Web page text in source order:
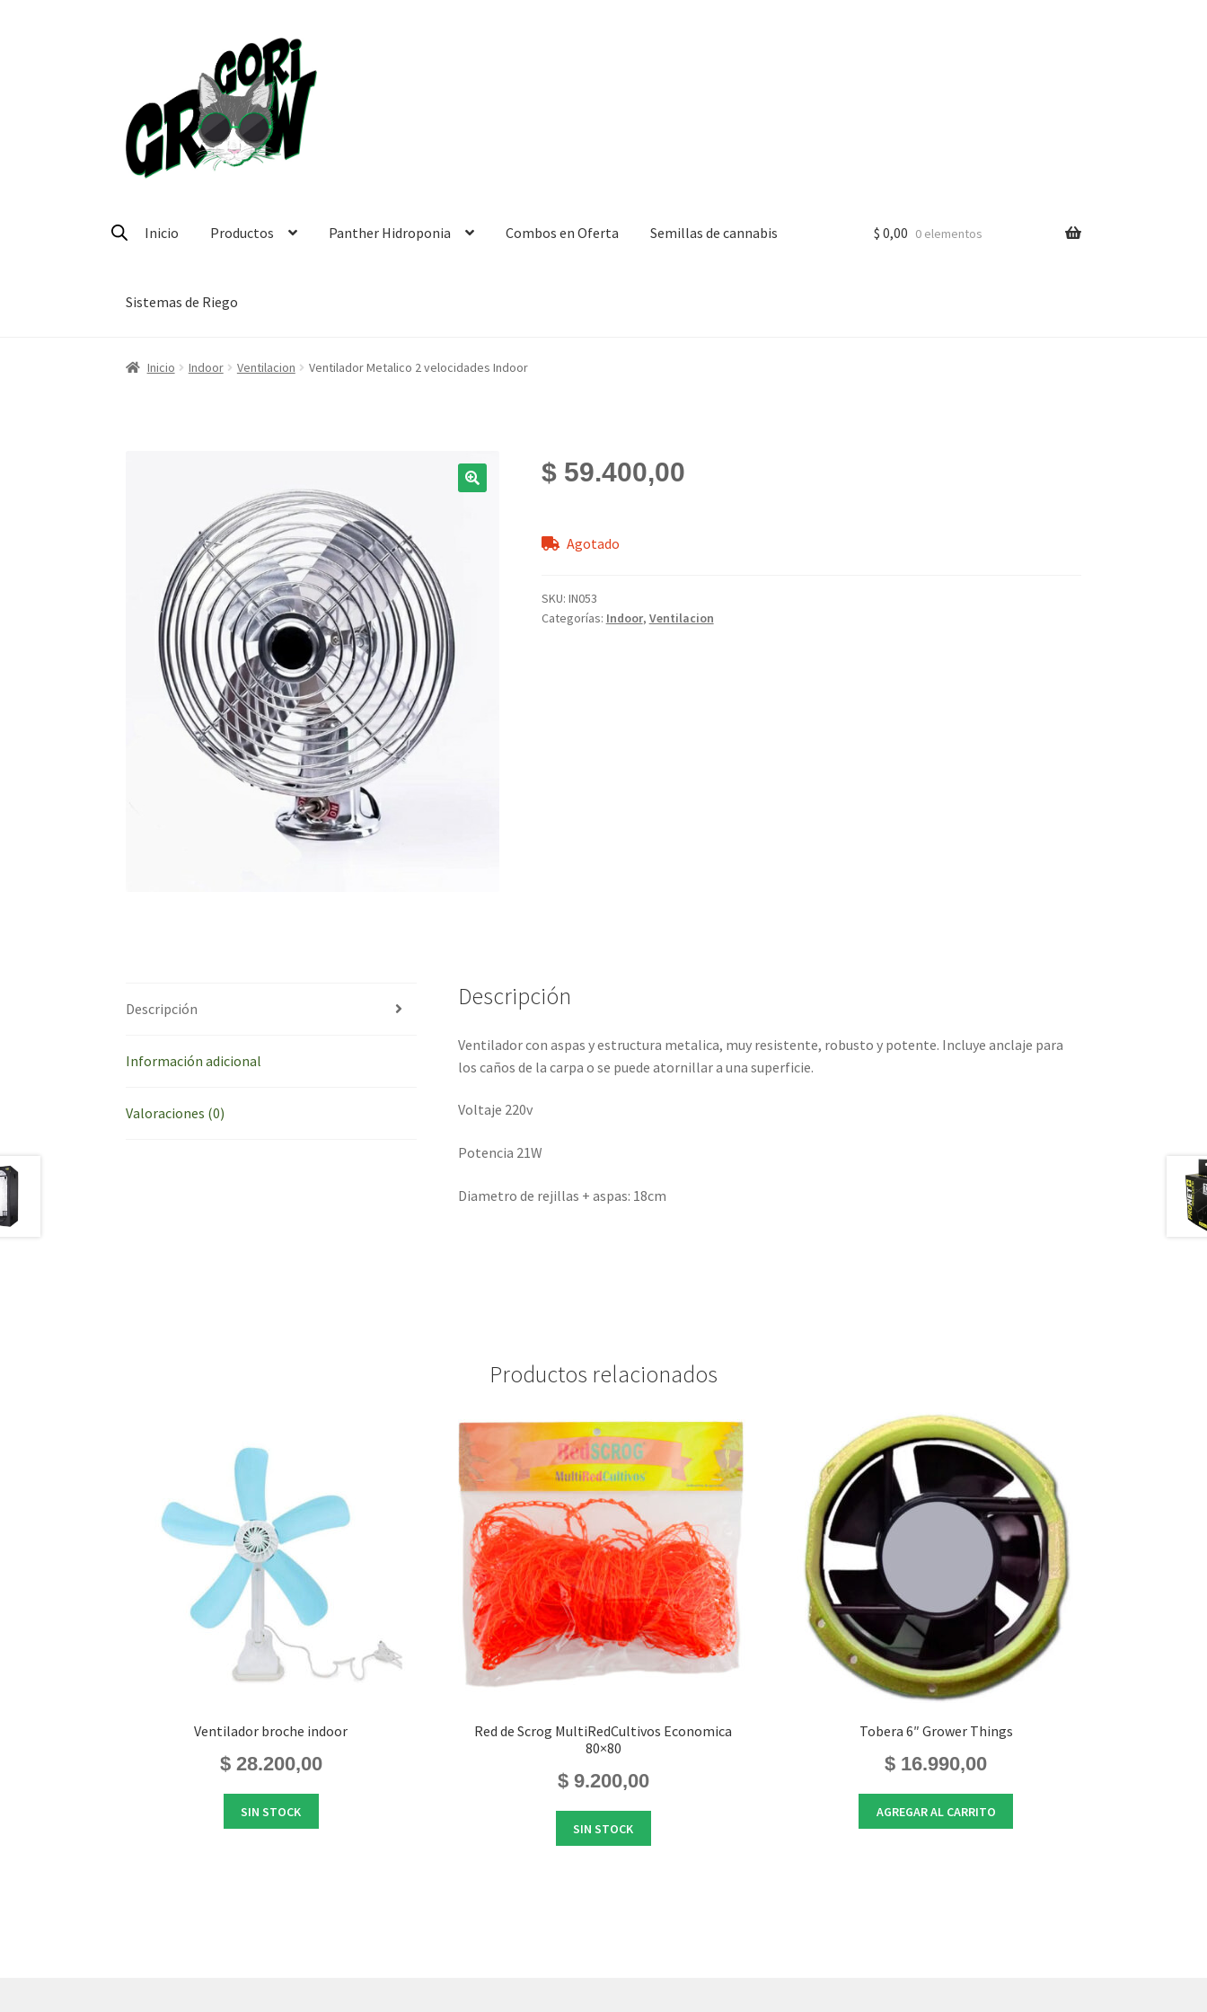
navegación
página
Inicio Productos Panther Hidroponia Combos en Oferta Semillas de cannabis
Sistemas de Riego
$ 0,00 0 elementos
Inicio Indoor Ventilacion Ventilador Metalico 2 velocidades Indoor
$59.400,00
Agotado
SKU: IN053
Categorías: Indoor, Ventilacion
Descripción
Información adicional
Valoraciones (0)
Descripción
Ventilador con aspas y estructura metalica, muy resistente, robusto y potente. Incluye anclaje para
los caños de la carpa o se puede atornillar a una superficie.
Voltaje 220v
Potencia 21W
Diametro de rejillas + aspas: 18cm
Productos relacionados
Ventilador broche indoor
$28.200,00
SIN STOCK
Red de Scrog MultiRedCultivos Economica
80×80
$9.200,00
SIN STOCK
Tobera 6″ Grower Things
$ 16.990,00
AGREGAR AL CARRITO